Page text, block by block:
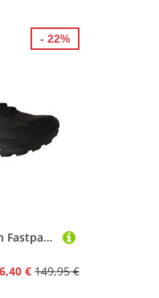
The North Face Herren Fastpack WP Schuhe
€ 149,95 €
- 22%